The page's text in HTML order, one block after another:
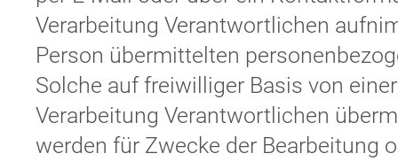
Verarbeitung Verantwortlichen
Person übermittelten
Solche auf freiwilliger Basis von
Verarbeitung Verantwortlichen
werden für Zwecke der Bearbeitung